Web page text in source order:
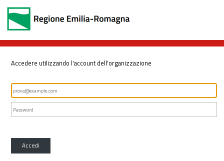
Accedere utilizzando l'account dell'organizzazione
Accedi